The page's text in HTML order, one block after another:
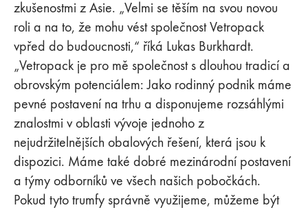
zkušenostmi z Asie. „Velmi se těším na svou novou
roli a na to, že mohu vést společnost Vetropack
vpřed do budoucnosti,“ říká Lukas Burkhardt.
„Vetropack je pro mě společnost s dlouhou tradicí a
obrovským potenciálem: Jako rodinný podnik máme
pevné postavení na trhu a disponujeme rozsáhlými
znalostmi v oblasti vývoje jednoho z
nejudržitelnějších obalových řešení, která jsou k
dispozici. Máme také dobré mezinárodní postavení
a týmy odborníků ve všech našich pobočkách.
Pokud tyto trumfy správně využijeme, můžeme být